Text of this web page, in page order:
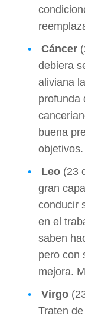
Cáncer
debiera
aliviana
profunda
buena
Leo (23
gran
conducir
en el
saben
pero con
mejora.
Virgo
Traten